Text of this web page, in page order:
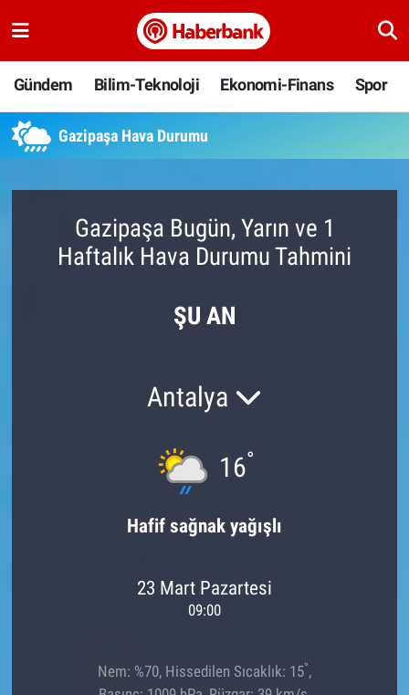
Gündem Bilim-Teknoloji Ekonomi-Finans Spor
Gazipaşa Hava Durumu
Gazipaşa Bugün, Yarın ve 1
Haftalık Hava Durumu Tahmini
ŞU AN
Antalya
16°
Hafif sağnak yağışlı
23 Mart Pazartesi
09:00
Nem: %70, Hissedilen Sıcaklık: 15°,
Bilim-Teknoloji
Ekonomi-Finans
Yaşam
Hava Durumu
Namaz Vakitleri
Süper Lig Puan Durumu ve Fikstür